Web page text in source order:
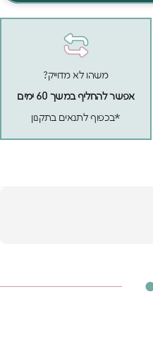
משהו לא מדוייק?
אפשר להחליף במשך 60 ימים
*בכפוף לתנאים בתקנון